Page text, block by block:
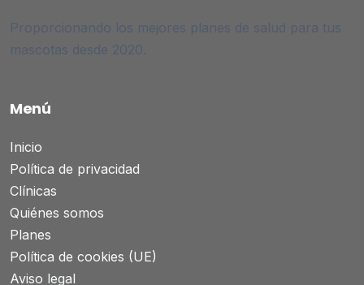
Proporcionando los mejores planes de salud para tus
mascotas desde 2020.
Menú
Inicio
Política de privacidad
Clínicas
Quiénes somos
Planes
Política de cookies (UE)
Aviso legal